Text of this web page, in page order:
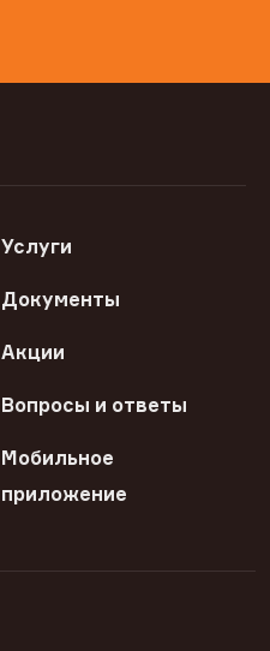
Услуги
Документы
Акции
Вопросы и ответы
Мобильное
приложение